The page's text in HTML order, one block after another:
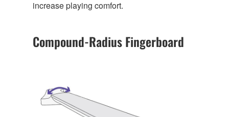
increase playing comfort.
Compound-Radius Fingerboard